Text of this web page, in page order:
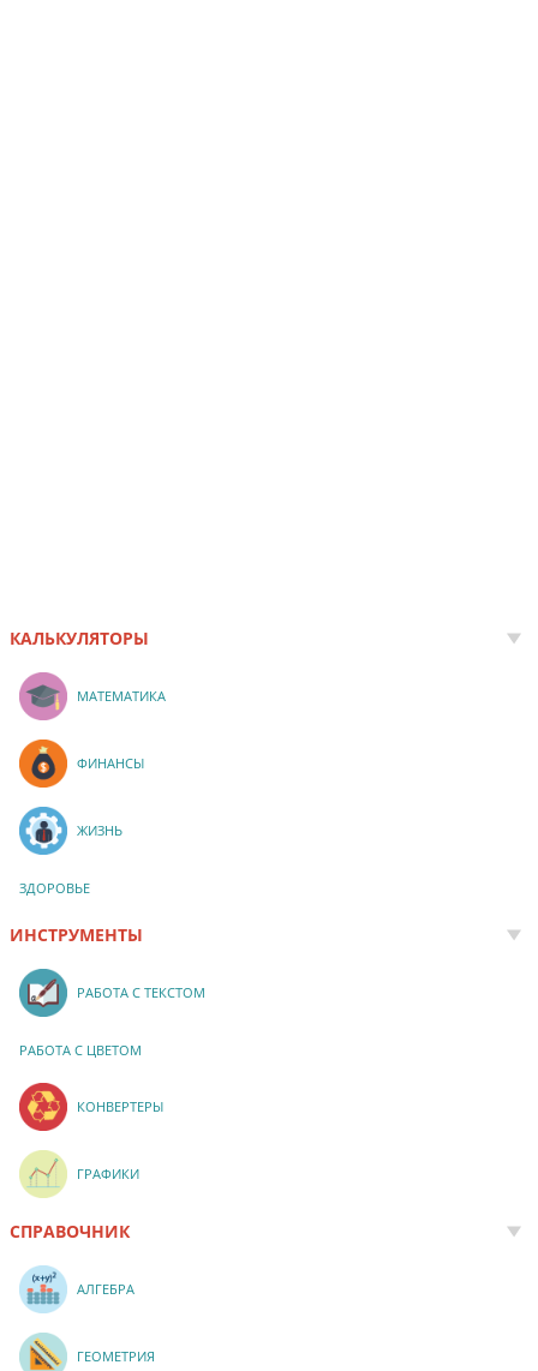
КАЛЬКУЛЯТОРЫ
МАТЕМАТИКА
ФИНАНСЫ
ЖИЗНЬ
ЗДОРОВЬЕ
ИНСТРУМЕНТЫ
РАБОТА С ТЕКСТОМ
РАБОТА С ЦВЕТОМ
КОНВЕРТЕРЫ
ГРАФИКИ
СПРАВОЧНИК
АЛГЕБРА
ГЕОМЕТРИЯ